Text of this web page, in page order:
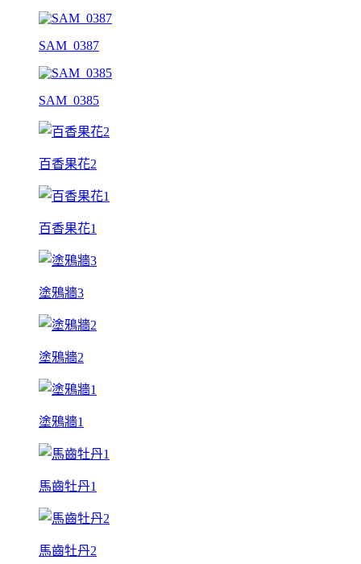
SAM_0387
SAM_0385
百香果花2
百香果花1
塗鴉牆3
塗鴉牆2
塗鴉牆1
馬齒牡丹1
馬齒牡丹2